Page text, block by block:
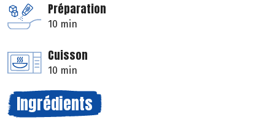
Préparation
10 min
Cuisson
10 min
Ingrédients